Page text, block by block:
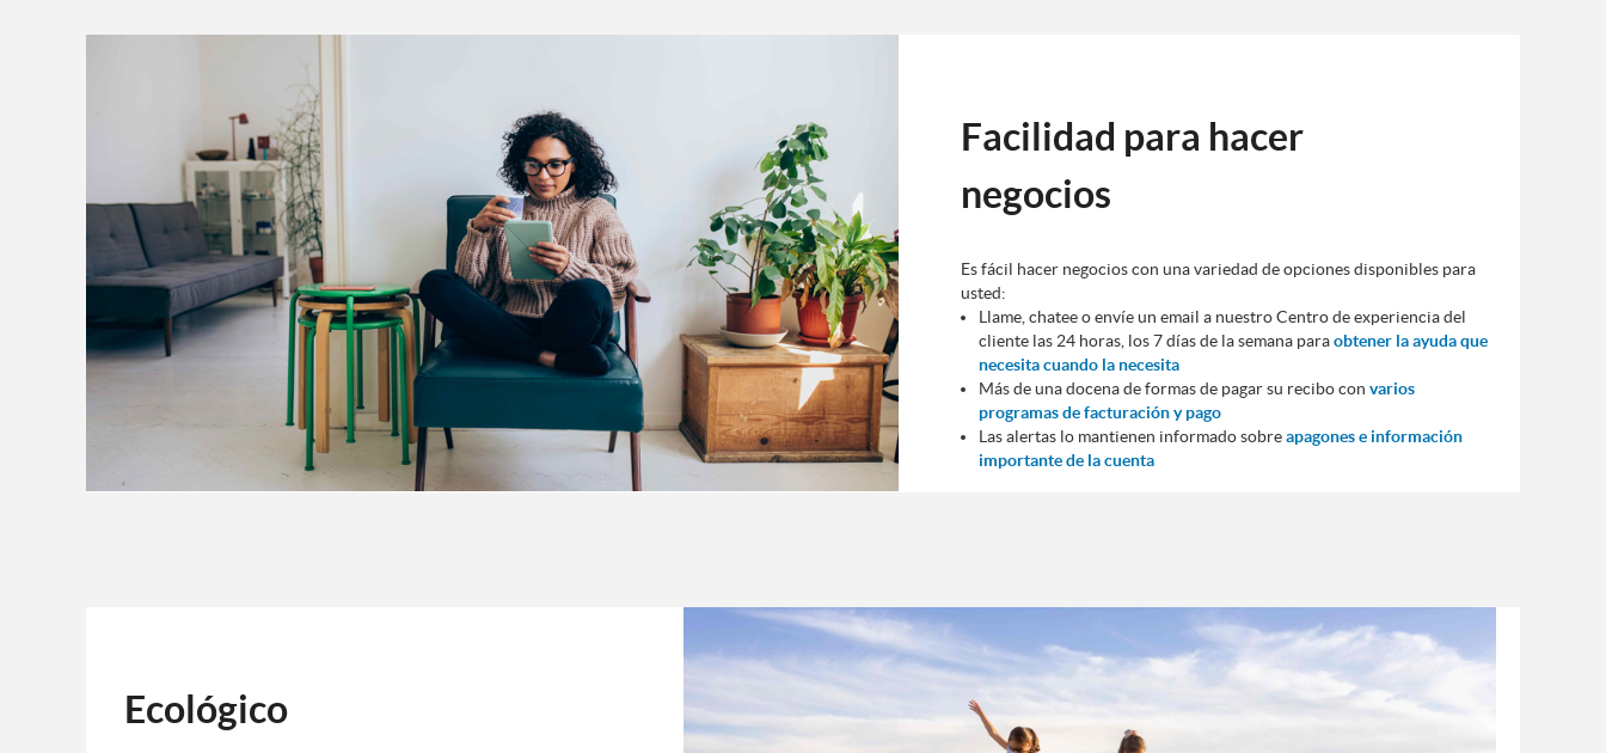
Facilidad para hacer
negocios
Es fácil hacer negocios con una variedad de opciones disponibles para
usted:
Llame, chatee o envíe un email a nuestro Centro de experiencia del
cliente las 24 horas, los 7 días de la semana paraobtener la ayuda que
necesita cuando la necesita
Más de una docena de formas de pagar su recibo con varios
programas de facturación y pago
Las alertas lo mantienen informado sobreapagones e información
importante de la cuenta
Ecológico